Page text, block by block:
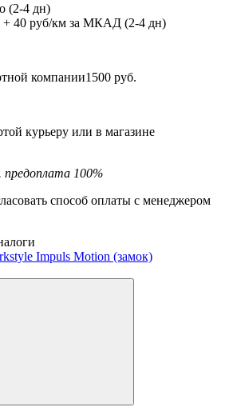
(2-4 дн)
+ 40 руб/км за МКАД (2-4 дн)
компании1500 руб.
курьеру или в магазине
предоплата 100%
способ оплаты с менеджером